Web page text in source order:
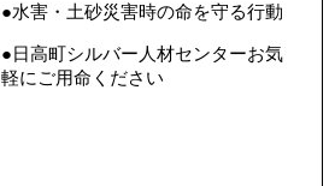
●水害・土砂災害時の命を守る行動
●日高町シルバー人材センターお気
軽にご用命ください